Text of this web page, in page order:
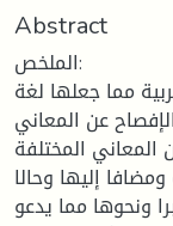
Abstract
الملخص:
مما جعلها لغة
عن المعاني
المعاني المختلفة
إليها وحالا
ونحوها مما يدعو